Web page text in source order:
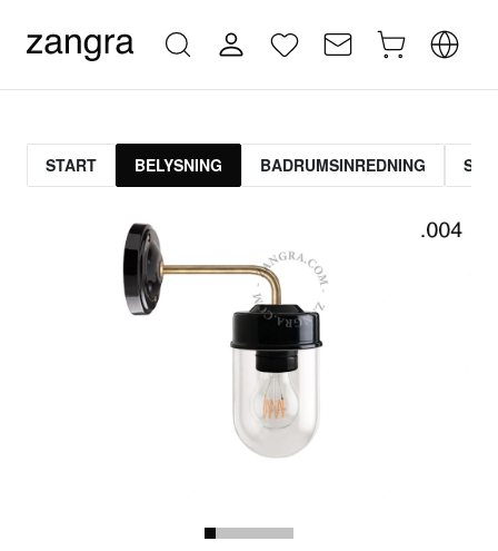
START BELYSNING BADRUMSINREDNING